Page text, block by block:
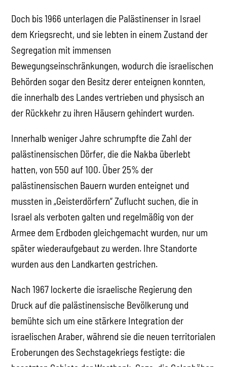
Doch bis 1966 unterlagen die Palästinenser in Israel
dem Kriegsrecht, und sie lebten in einem Zustand der
Segregation mit immensen
Bewegungseinschränkungen, wodurch die israelischen
Behörden sogar den Besitz derer enteignen konnten,
die innerhalb des Landes vertrieben und physisch an
der Rückkehr zu ihren Häusern gehindert wurden.
Innerhalb weniger Jahre schrumpfte die Zahl der
palästinensischen Dörfer, die die Nakba überlebt
hatten, von 550 auf 100. Über 25% der
palästinensischen Bauern wurden enteignet und
mussten in „Geisterdörfern“ Zuflucht suchen, die in
Israel als verboten galten und regelmäßig von der
Armee dem Erdboden gleichgemacht wurden, nur um
später wiederaufgebaut zu werden. Ihre Standorte
wurden aus den Landkarten gestrichen.
Nach 1967 lockerte die israelische Regierung den
Druck auf die palästinensische Bevölkerung und
bemühte sich um eine stärkere Integration der
israelischen Araber, während sie die neuen territorialen
Eroberungen des Sechstagekriegs festigte: die